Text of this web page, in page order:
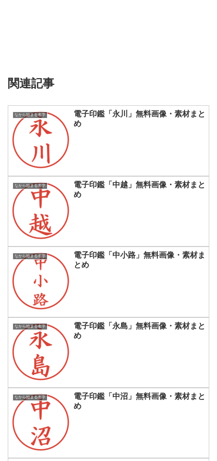
関連記事
なから始まる名字
電子印鑑「永川」無料画像・素材まと
め
なから始まる名字
電子印鑑「中越」無料画像・素材まと
め
なから始まる名字
電子印鑑「中小路」無料画像・素材ま
とめ
なから始まる名字
電子印鑑「永島」無料画像・素材まと
め
なから始まる名字
電子印鑑「中沼」無料画像・素材まと
め